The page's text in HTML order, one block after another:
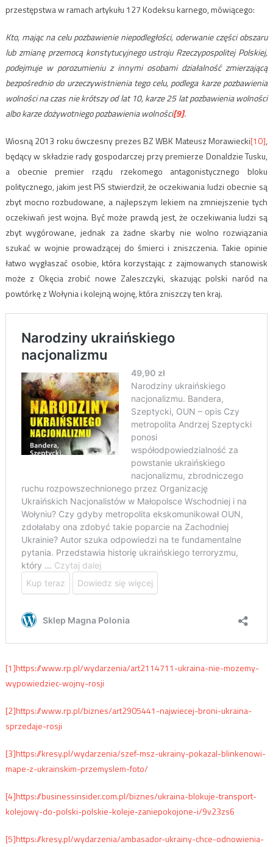
przestępstwa w ramach artykułu 127 Kodeksu karnego, mówiącego:
Kto, mając na celu pozbawienie niepodległości, oderwanie części obszaru
lub zmianę przemocą konstytucyjnego ustroju Rzeczypospolitej Polskiej,
podejmuje w porozumieniu z innymi osobami działalność zmierzającą
bezpośrednio do urzeczywistnienia tego celu, podlega karze pozbawienia
wolności na czas nie krótszy od lat 10, karze 25 lat pozbawienia wolności
albo karze dożywotniego pozbawienia wolności[9].
Wiosną 2013 roku ówczesny prezes BZ WBK Mateusz Morawiecki[10],
będący w składzie rady gospodarczej przy premierze Donaldzie Tusku,
a obecnie premier rządu rzekomego antagonistycznego bloku
politycznego, jakim jest PiS stwierdził, że oczekiwania ludzi obecnie są
zbyt mocno rozbudowane, a najlepszym lekiem na zmniejszenie tych
oczekiwań jest wojna. Być może prawdą jest, że oczekiwania ludzi są
zbyt wygórowane, jednak za żadne skarby nie wolno rozwiązania
szukać w wojnie prowadzącej do śmierci i zniszczenia. Takie opinie
łatwo wygłaszać osobie, która korzystając z zajmowanych stanowisk
może z Okęcia zrobić nowe Zaleszczyki, skazując polski naród na
powtórkę z Wołynia i kolejną wojnę, która zniszczy ten kraj.
[1]https://www.rp.pl/wydarzenia/art2114711-ukraina-nie-mozemy-
wypowiedziec-wojny-rosji
[2]https://www.rp.pl/biznes/art2905441-najwiecej-broni-ukraina-
sprzedaje-rosji
[3]https://kresy.pl/wydarzenia/szef-msz-ukrainy-pokazal-blinkenowi-
mape-z-ukrainskim-przemyslem-foto/
[4]https://businessinsider.com.pl/biznes/ukraina-blokuje-transport-
kolejowy-do-polski-polskie-koleje-zaniepokojone-i/9v23zs6
[5]https://kresy.pl/wydarzenia/ambasador-ukrainy-chce-odnowienia-